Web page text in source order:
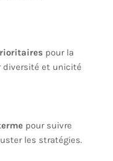
pour la
diversité et unicité
pour suivre
les stratégies.